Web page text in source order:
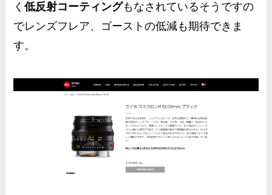
く低反射コーティングもなされているそうですの
でレンズフレア、ゴーストの低減も期待できま
す。